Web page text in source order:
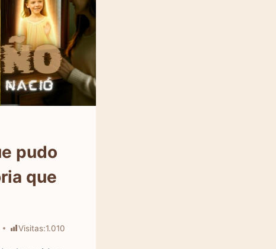
pudo
que
Visitas:1.010